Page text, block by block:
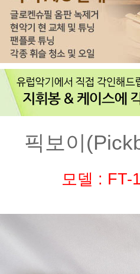
픽보이
모델 : FT-